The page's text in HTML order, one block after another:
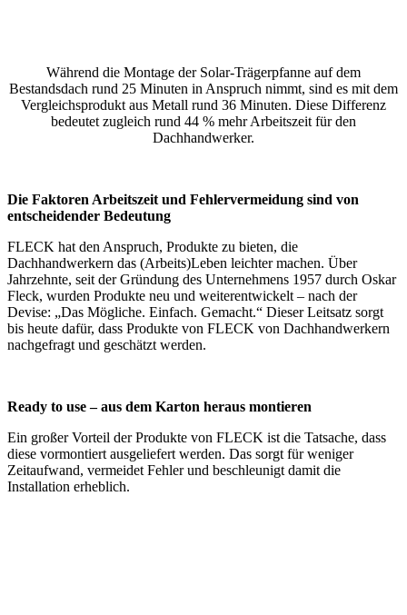
Während die Montage der Solar-Trägerpfanne auf dem
Bestandsdach rund 25 Minuten in Anspruch nimmt, sind es mit dem
Vergleichsprodukt aus Metall rund 36 Minuten. Diese Differenz
bedeutet zugleich rund 44 % mehr Arbeitszeit für den
Dachhandwerker.
Die Faktoren Arbeitszeit und Fehlervermeidung sind von
entscheidender Bedeutung
FLECK hat den Anspruch, Produkte zu bieten, die
Dachhandwerkern das (Arbeits)Leben leichter machen. Über
Jahrzehnte, seit der Gründung des Unternehmens 1957 durch Oskar
Fleck, wurden Produkte neu und weiterentwickelt – nach der
Devise: „Das Mögliche. Einfach. Gemacht.“ Dieser Leitsatz sorgt
bis heute dafür, dass Produkte von FLECK von Dachhandwerkern
nachgefragt und geschätzt werden.
Ready to use – aus dem Karton heraus montieren
Ein großer Vorteil der Produkte von FLECK ist die Tatsache, dass
diese vormontiert ausgeliefert werden. Das sorgt für weniger
Zeitaufwand, vermeidet Fehler und beschleunigt damit die
Installation erheblich.